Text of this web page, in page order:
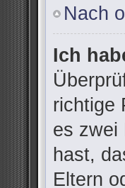
Nach
Ich
richtige
es zwei
hast,
Eltern